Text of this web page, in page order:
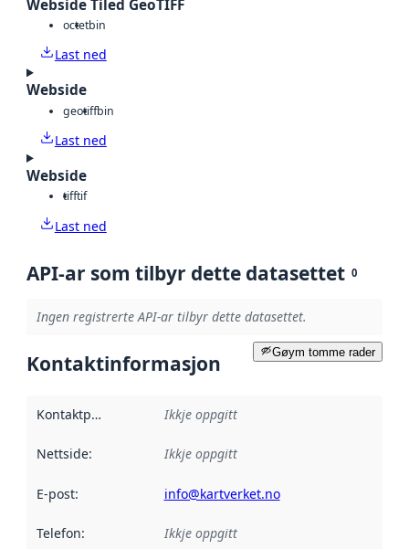
Webside Tiled GeoTIFF
octetbin
Last ned
Webside
geotiffbin
Last ned
Webside
tifftif
Last ned
API-ar som tilbyr dette datasettet 0
Ingen registrerte API-ar tilbyr dette datasettet.
Gøym tomme rader
Kontaktinformasjon
Kontaktpunkt Ikkje oppgitt
Nettside: Ikkje oppgitt
E-post: info@kartverket.no
Telefon: Ikkje oppgitt